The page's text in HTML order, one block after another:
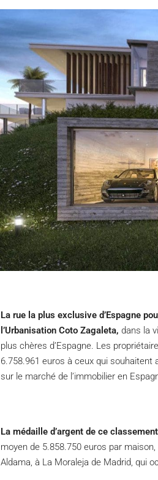
La rue la plus exclusive d’Espagne
l’Urbanisation Coto Zagaleta, dans la
plus chères d’Espagne. Les
6.758.961 euros à ceux qui souhaitent
sur le marché de l’immobilier en
La médaille d’argent de ce
moyen de 5.858.750 euros par
Aldama, à La Moraleja de Madrid, qui